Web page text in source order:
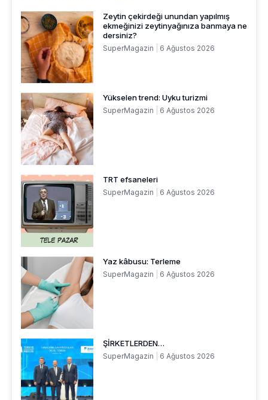
Zeytin çekirdeği unundan yapılmış
ekmeğinizi zeytinyağınıza banmaya ne
dersiniz?
SuperMagazin 6 Ağustos 2026
Yükselen trend: Uyku turizmi
SuperMagazin 6 Ağustos 2026
TRT efsaneleri
SuperMagazin 6 Ağustos 2026
Yaz kâbusu: Terleme
SuperMagazin 6 Ağustos 2026
ŞİRKETLERDEN…
SuperMagazin 6 Ağustos 2026